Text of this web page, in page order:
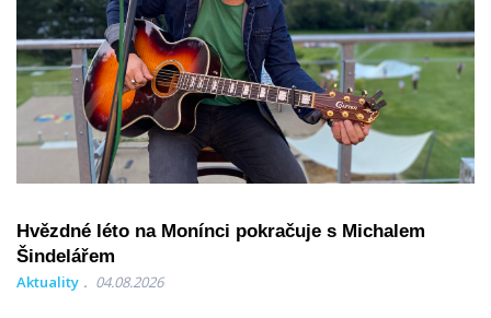
Hvězdné léto na Monínci pokračuje s Michalem
Šindelářem
Aktuality 04.08.2026